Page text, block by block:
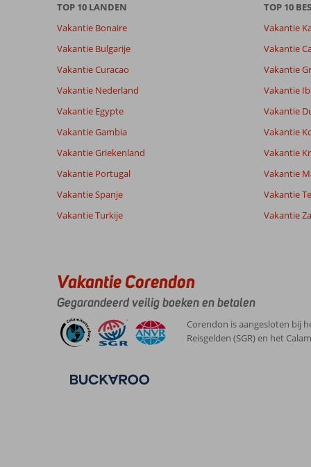
onze
beoordelingen.
TOP 10 LANDEN
Vakantie Bonaire
Vakantie Bulgarije
Vakantie Curacao
Vakantie Nederland
Vakantie Egypte
Vakantie Gambia
Vakantie Griekenland
Vakantie Portugal
Vakantie Spanje
Vakantie Turkije
TOP 10
Vakantie
Vakantie
Vakantie
Vakantie
Vakantie
Vakantie
Vakantie
Vakantie
Vakantie
Vakantie
Vakantie Corendon
Gegarandeerd veilig boeken en betalen
Corendon is aangesloten bij
Reisgelden (SGR) en het